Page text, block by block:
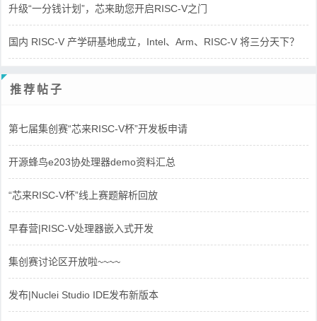
升级“一分钱计划”，芯来助您开启RISC-V之门
国内 RISC-V 产学研基地成立，Intel、Arm、RISC-V 将三分天下？
推荐帖子
第七届集创赛“芯来RISC-V杯”开发板申请
开源蜂鸟e203协处理器demo资料汇总
“芯来RISC-V杯”线上赛题解析回放
早春营|RISC-V处理器嵌入式开发
集创赛讨论区开放啦~~~~
发布|Nuclei Studio IDE发布新版本